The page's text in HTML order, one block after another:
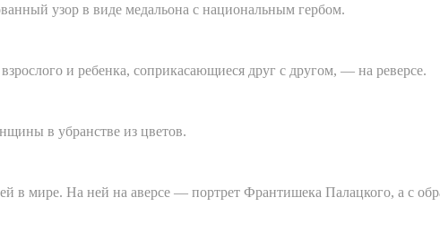
узор в виде медальона с национальным гербом.
и ребенка, соприкасающиеся друг с другом, — на реверсе.
в убранстве из цветов.
в мире. На ней на аверсе — портрет Франтишека Палацкого, а с